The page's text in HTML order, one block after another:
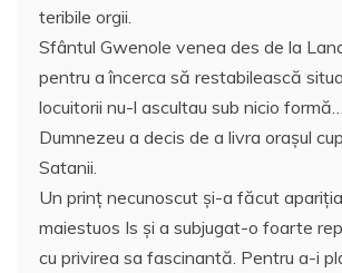
teribile orgii.
Sfântul Gwenole venea des de la
pentru a încerca să restabilească
locuitorii nu-l ascultau sub nicio
Dumnezeu a decis de a livra oraşul
Satanii.
Un prinţ necunoscut şi-a făcut
maiestuos Is şi a subjugat-o foarte
cu privirea sa fascinantă. Pentru a-i